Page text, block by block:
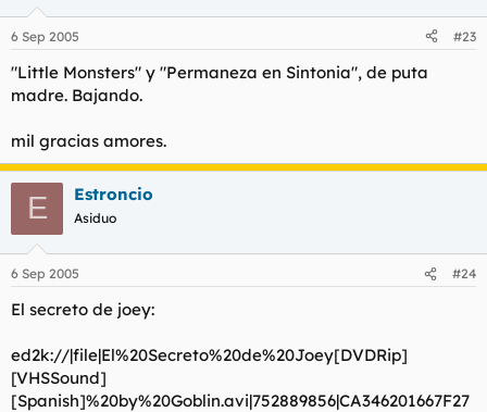
6 Sep 2005 #23
"Little Monsters" y "Permaneza en Sintonia", de puta
madre. Bajando.
mil gracias amores.
E Estroncio
Asiduo
6 Sep 2005 #24
El secreto de joey:
ed2k://|file|El%20Secreto%20de%20Joey[DVDRip]
[VHSSound]
[Spanish]%20by%20Goblin.avi|752889856|CA346201667F27